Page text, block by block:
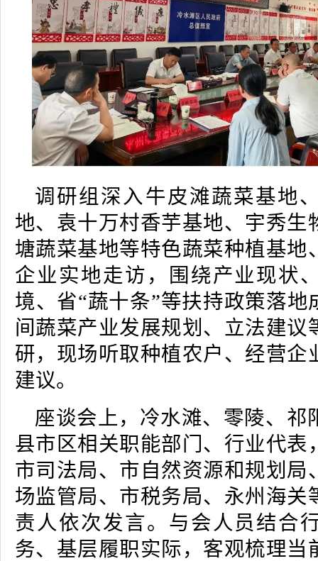
调研组深入牛皮滩蔬菜基地
地、袁十万村香芋基地、宇秀生
塘蔬菜基地等特色蔬菜种植基地
企业实地走访，围绕产业现状
境、省“蔬十条”等扶持政策落地
间蔬菜产业发展规划、立法建议
研，现场听取种植农户、经营企
建议。
座谈会上，冷水滩、零陵、祁
县市区相关职能部门、行业代表
市司法局、市自然资源和规划局
场监管局、市税务局、永州海关
责人依次发言。与会人员结合
务、基层履职实际，客观梳理当